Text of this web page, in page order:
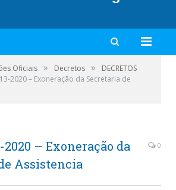
Oficiais » Decretos »
DECRETOS
2020 – Exoneração da Secretaria de
2020 – Exoneração da
Assistencia
0